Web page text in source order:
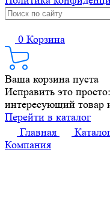
0 Корзина
Ваша корзина пуста
Исправить это
интересующий товар
Перейти в каталог
Главная
Компания